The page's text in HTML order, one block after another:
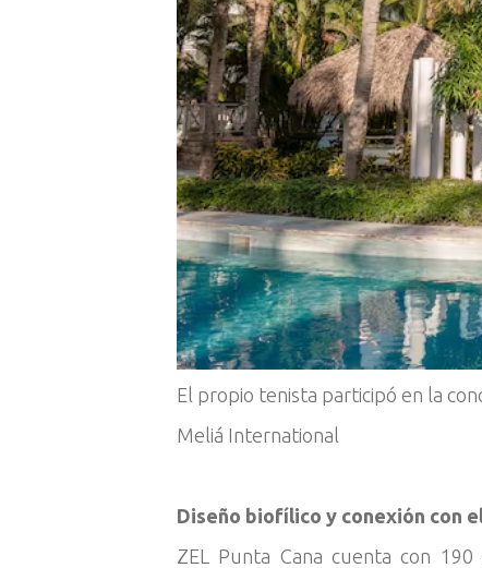
El propio tenista participó en la
Meliá International
Diseño biofílico y conexión con
ZEL Punta Cana cuenta con